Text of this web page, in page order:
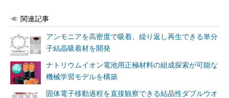
関連記事
アンモニアを高密度で吸着、繰り返し再生できる単分
子結晶吸着材を開発
ナトリウムイオン電池用正極材料の組成探索が可能な
機械学習モデルを構築
固体電子移動過程を直接観察できる結晶性ダブルウオ